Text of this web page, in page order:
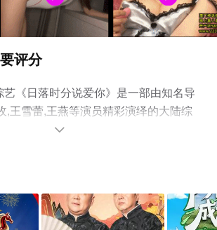
评分
艺《日落时分说爱你》是一部由知名导
,王雪蕾,王燕等演员精彩演绎的大陆综
揭晓（已完结），手机免费观看高清无
或剧情网等平台了解。
